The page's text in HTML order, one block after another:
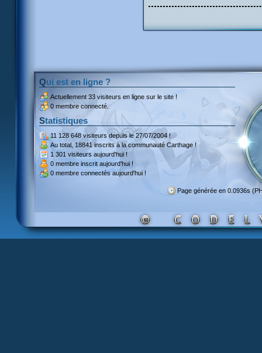
Qui est en ligne ?
Actuellement 33 visiteurs en ligne sur le site !
0 membre connecté.
Statistiques
11 128 648 visiteursdepuis le 27/07/2004 !
Au total, 18841 inscritsà la communauté Carthage !
1 301 visiteurs aujourd'hui !
0 membre inscrit aujourd'hui !
0 membre connectés aujourd'hui !
Page générée en 0.0936s